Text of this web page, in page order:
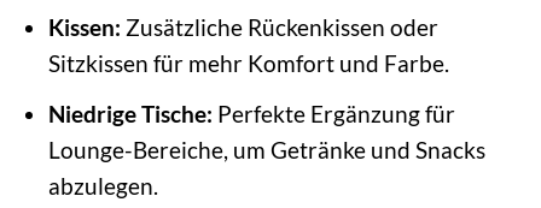
Kissen: Zusätzliche Rückenkissen oder
Sitzkissen für mehr Komfort und Farbe.
Niedrige Tische: Perfekte Ergänzung für
Lounge-Bereiche, um Getränke und Snacks
abzulegen.